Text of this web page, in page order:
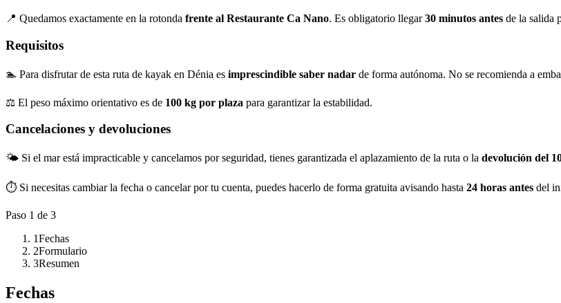
📍 Quedamos exactamente en la rotonda frente al Restaurante Ca Nano. Es obligatorio llegar30 minutos antes de la salida
Requisitos
🏊 Para disfrutar de esta ruta de kayak en Dénia es imprescindible saber nadar de forma autónoma. No se recomienda a
⚖️ El peso máximo orientativo es de 100 kg por plaza para garantizar la estabilidad.
Cancelaciones y devoluciones
🌤️ Si el mar está impracticable y cancelamos por seguridad, tienes garantizada el aplazamiento de la ruta o la devolución del
⏱️ Si necesitas cambiar la fecha o cancelar por tu cuenta, puedes hacerlo de forma gratuita avisando hasta 24 horas antes del
Paso 1 de 3
1Fechas
2Formulario
3Resumen
Fechas